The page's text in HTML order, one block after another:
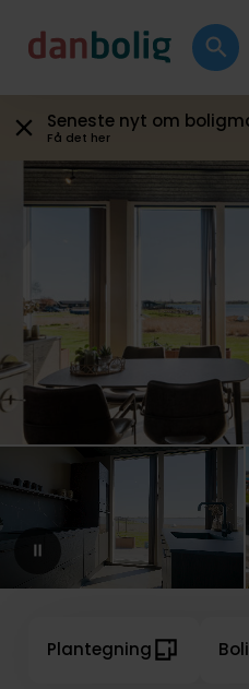
Seneste nyt om
Få det her
Plantegning
Galleri Plantegning